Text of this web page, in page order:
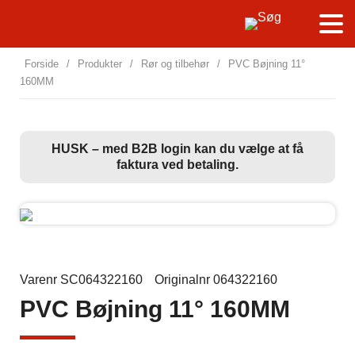
Forside / Produkter / Rør og tilbehør /
PVC Bøjning 11°
160MM
HUSK – med B2B login kan du vælge at få
faktura ved betaling.
Varenr SC064322160 Originalnr 064322160
PVC Bøjning 11° 160MM